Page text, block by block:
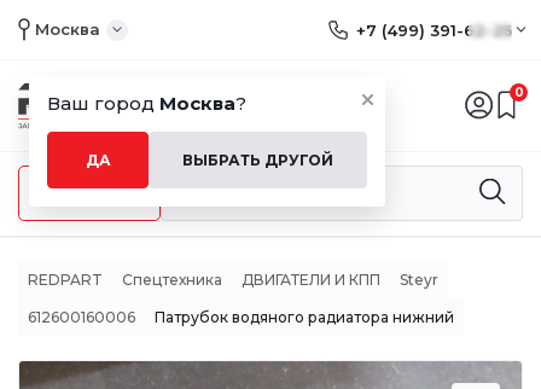
Ваш город Москва?
ДА ВЫБРАТЬ ДРУГОЙ
Москва +7 (499) 391-62-25
0
Меню
REDPART Спецтехника ДВИГАТЕЛИ И КПП Steyr
612600160006 Патрубок водяного радиатора нижний